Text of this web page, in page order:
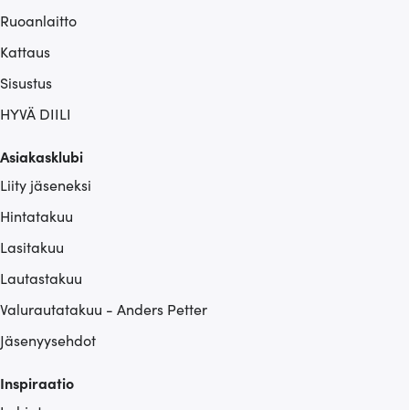
Ruoanlaitto
Kattaus
Sisustus
HYVÄ DIILI
Asiakasklubi
Liity jäseneksi
Hintatakuu
Lasitakuu
Lautastakuu
Valurautatakuu - Anders Petter
Jäsenyysehdot
Inspiraatio